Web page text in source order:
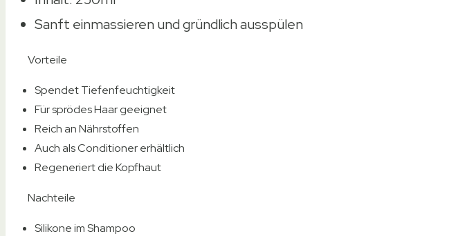
Sanft einmassieren und gründlich ausspülen
Vorteile
Spendet Tiefenfeuchtigkeit
Für sprödes Haar geeignet
Reich an Nährstoffen
Auch als Conditioner erhältlich
Regeneriert die Kopfhaut
Nachteile
Silikone im Shampoo